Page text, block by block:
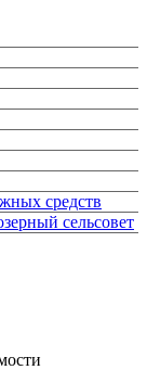
средств
сельсовет